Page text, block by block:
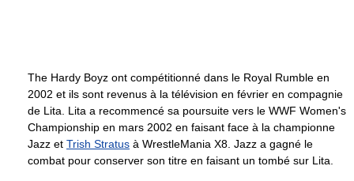
The Hardy Boyz ont compétitionné dans le Royal Rumble en
2002 et ils sont revenus à la télévision en février en compagnie
de Lita. Lita a recommencé sa poursuite vers le WWF Women's
Championship en mars 2002 en faisant face à la championne
Jazz et Trish Stratus à WrestleMania X8. Jazz a gagné le
combat pour conserver son titre en faisant un tombé sur Lita.